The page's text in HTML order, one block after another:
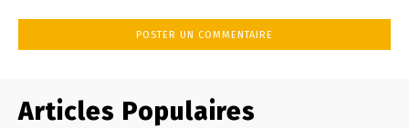
Articles Populaires